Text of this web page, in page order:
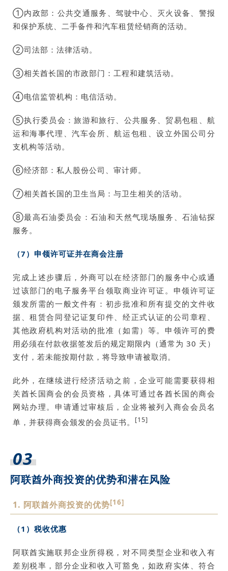
①内政部：公共交通服务、驾驶中心、灭火设备、警报
和保护系统、二手备件和汽车租赁经销商的活动。
②司法部：法律活动。
③相关酋长国的市政部门：工程和建筑活动。
④电信监管机构：电信活动。
⑤执行委员会：旅游和旅行、公共服务、贸易包租、航
运和海事代理、汽车会所、航运包租、设立外国公司分
支机构等活动。
⑥经济部：私人股份公司、审计师。
⑦相关酋长国的卫生当局：与卫生相关的活动。
⑧最高石油委员会：石油和天然气现场服务、石油钻探
服务。
（7）申领许可证并在商会注册
完成上述步骤后，外商可以在经济部门的服务中心或通
过该部门的电子服务平台领取商业许可证。申领许可证
颁发所需的一般文件有：初步批准和所有提交的文件收
据、租赁合同登记证复印件、经正式认证的公司章程、
其他政府机构对活动的批准（如需）等。申领许可的费
用必须在付款收据签发后的规定期限内（通常为 30 天）
支付，若未能按期付款，将导致申请被取消。
此外，在继续进行经济活动之前，企业可能需要获得相
关酋长国商会的会员资格，具体可通过各酋长国的商会
网站办理。申请通过审核后，企业将被列入商会会员名
单，并获得商会颁发的会员证书。
[15]
03
阿联酋外商投资的优势和潜在风险
1. 阿联酋外商投资的优势[16]
（1）税收优惠
阿联酋实施联邦企业所得税，对不同类型企业和收入有
差别税率，部分企业和收入可豁免，如政府实体、符合